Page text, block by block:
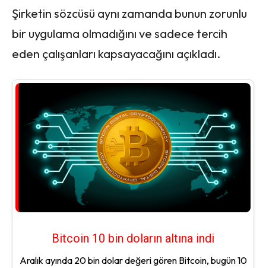
Şirketin sözcüsü aynı zamanda bunun zorunlu
bir uygulama olmadığını ve sadece tercih
eden çalışanları kapsayacağını açıkladı.
Bitcoin 10 bin doların altına indi
Aralık ayında 20 bin dolar değeri gören Bitcoin, bugün 10